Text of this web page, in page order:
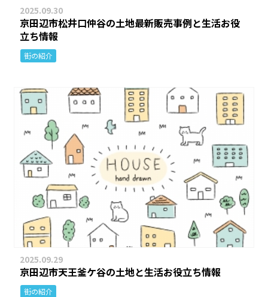
2025.09.30
京田辺市松井口仲谷の土地最新販売事例と生活お役
立ち情報
街の紹介
2025.09.29
京田辺市天王釜ケ谷の土地と生活お役立ち情報
街の紹介